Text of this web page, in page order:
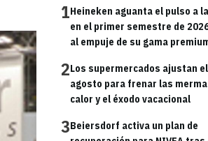
1Heineken aguanta el pulso a
en el primer semestre de
al empuje de su gama
2Los supermercados ajustan
agosto para frenar las
calor y el éxodo vacacional
3Beiersdorf activa un plan de